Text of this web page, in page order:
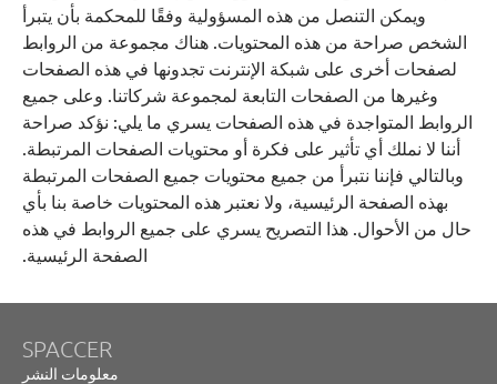
ويمكن التنصل من هذه المسؤولية وفقًا للمحكمة بأن يتبرأ
الشخص صراحة من هذه المحتويات. هناك مجموعة من الروابط
لصفحات أخرى على شبكة الإنترنت تجدونها في هذه الصفحات
وغيرها من الصفحات التابعة لمجموعة شركاتنا. وعلى جميع
الروابط المتواجدة في هذه الصفحات يسري ما يلي: نؤكد صراحة
أننا لا نملك أي تأثير على فكرة أو محتويات الصفحات المرتبطة.
وبالتالي فإننا نتبرأ من جميع محتويات جميع الصفحات المرتبطة
بهذه الصفحة الرئيسية، ولا نعتبر هذه المحتويات خاصة بنا بأي
حال من الأحوال. هذا التصريح يسري على جميع الروابط في هذه
الصفحة الرئيسية.
SPACCER
معلومات النشر